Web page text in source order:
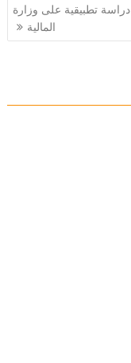
دراسة تطبيقية على وزارة
المالية